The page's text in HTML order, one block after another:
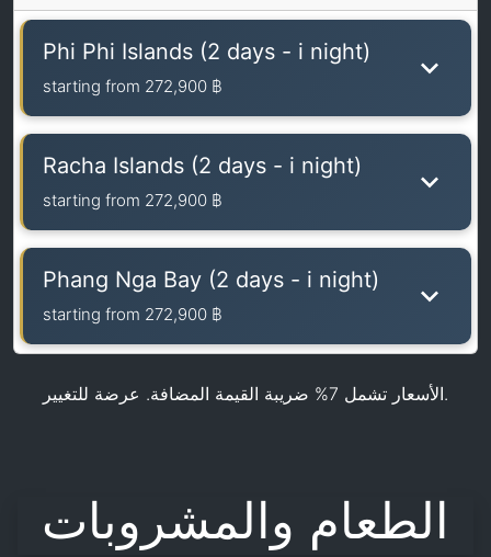
Phi Phi Islands (2 days - i night)
starting from 272,900 ฿
Racha Islands (2 days - i night)
starting from 272,900 ฿
Phang Nga Bay (2 days - i night)
starting from 272,900 ฿
الأسعار تشمل 7% ضريبة القيمة المضافة. عرضة للتغيير.
الطعام والمشروبات